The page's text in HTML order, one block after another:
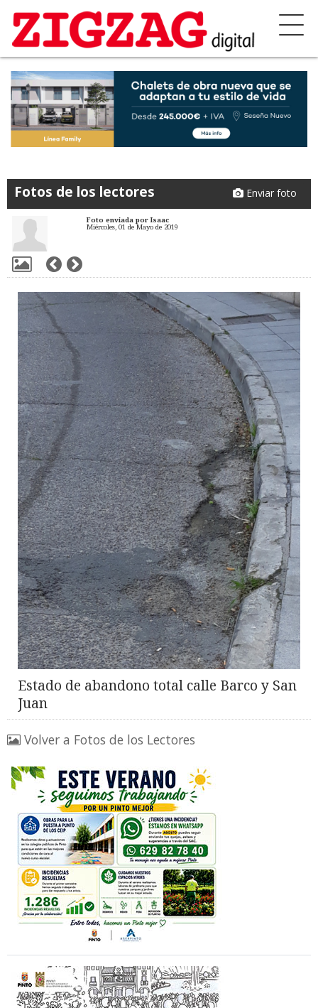
Fotos de los lectores Enviar foto
Foto enviada por Isaac
Miércoles, 01 de Mayo de 2019
Estado de abandono total calle Barco y San
Juan
Volver a Fotos de los Lectores